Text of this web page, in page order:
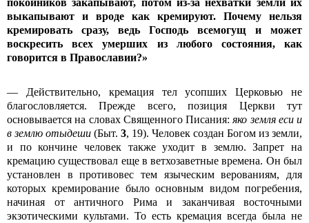
покойников закапывают, потом из-за нехватки земли их
выкапывают и вроде как кремируют. Почему нельзя
кремировать сразу, ведь Господь всемогущ и может
воскресить всех умерших из любого состояния, как
говорится в Православии?»
— Действительно, кремация тел усопших Церковью не
благословляется. Прежде всего, позиция Церкви тут
основывается на словах Священного Писания:яко земля еси и
в землю отыдеши (Быт. 3, 19). Человек создан Богом из земли,
и по кончине человек также уходит в землю. Запрет на
кремацию существовал еще в ветхозаветные времена. Он был
установлен в противовес тем языческим верованиям, для
которых кремирование было основным видом погребения,
начиная от античного Рима и заканчивая восточными
экзотическими культами. То есть кремация всегда была не